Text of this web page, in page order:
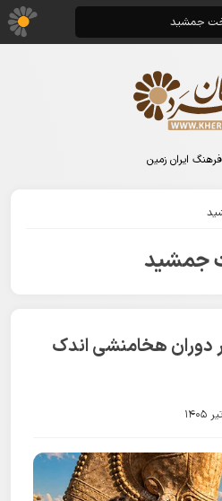
ایران زمین
جمشید
دوران هخامنشی اندک
جمشید